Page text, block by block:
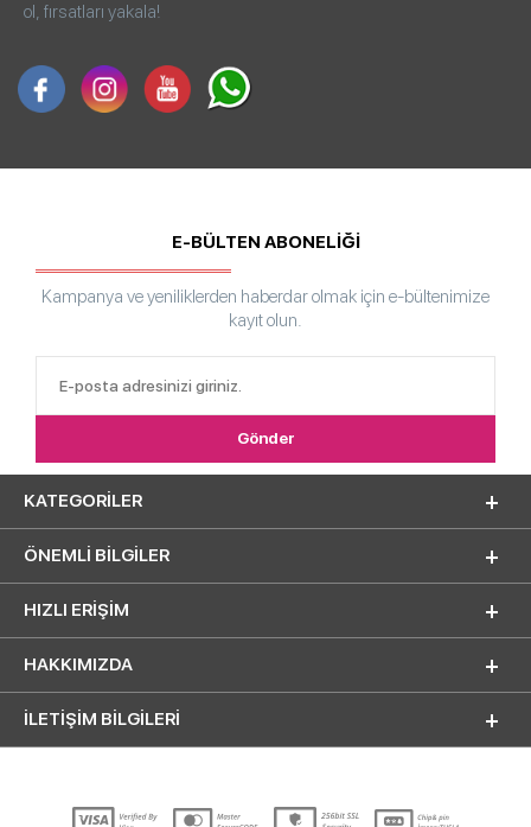
ol, fırsatları yakala!
E-BÜLTEN ABONELİĞİ
Kampanya ve yeniliklerden haberdar olmak için e-bültenimize
kayıt olun.
KATEGORILER
ÖNEMLI BILGILER
HIZLI ERIŞIM
HAKKIMIZDA
İLETİŞİM BİLGİLERİ